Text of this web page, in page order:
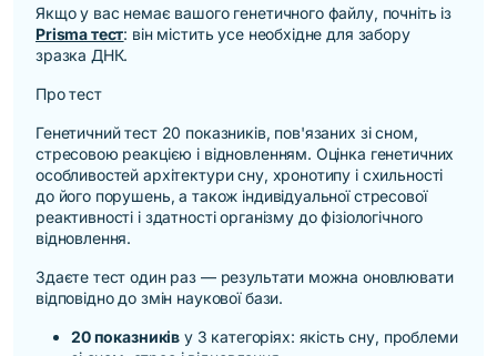
Якщо у вас немає вашого генетичного файлу, почніть із
Prisma тест: він містить усе необхідне для забору
зразка ДНК.
Про тест
Генетичний тест 20 показників, пов'язаних зі сном,
стресовою реакцією і відновленням. Оцінка генетичних
особливостей архітектури сну, хронотипу і схильності
до його порушень, а також індивідуальної стресової
реактивності і здатності організму до фізіологічного
відновлення.
Здаєте тест один раз — результати можна оновлювати
відповідно до змін наукової бази.
20 показників у 3 категоріях: якість сну, проблеми